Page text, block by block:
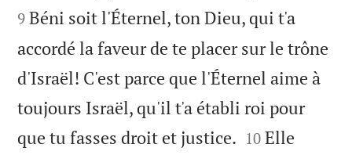
9 Béni soit l'Éternel, ton Dieu, qui t'a
accordé la faveur de te placer sur le trône
d'Israël! C'est parce que l'Éternel aime à
toujours Israël, qu'il t'a établi roi pour
que tu fasses droit et justice. 

10 Elle